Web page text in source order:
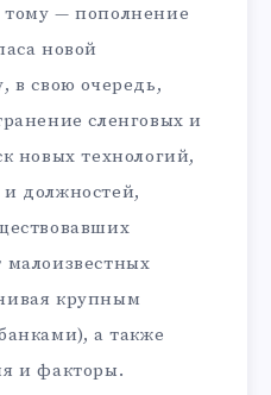
— пополнение
новой
в свою очередь,
сленговых и
новых технологий,
должностей,
крупным
а также
и факторы.